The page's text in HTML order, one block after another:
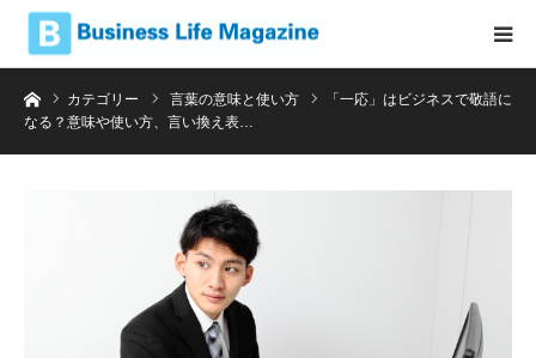
ホームカテゴリー 言葉の意味と使い方
「一応」はビジネスで敬語に
なる？意味や使い方、言い換え表…